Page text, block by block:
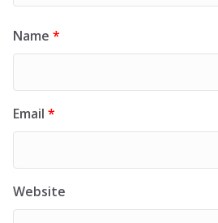
Name *
Email *
Website